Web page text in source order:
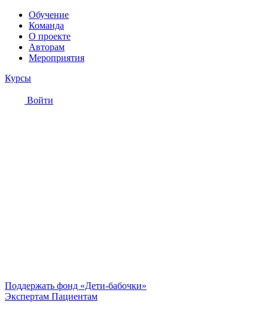
Обучение
Команда
О проекте
Авторам
Мероприятия
Курсы
Войти
Поддержать фонд «Дети-бабочки»
Экспертам Пациентам